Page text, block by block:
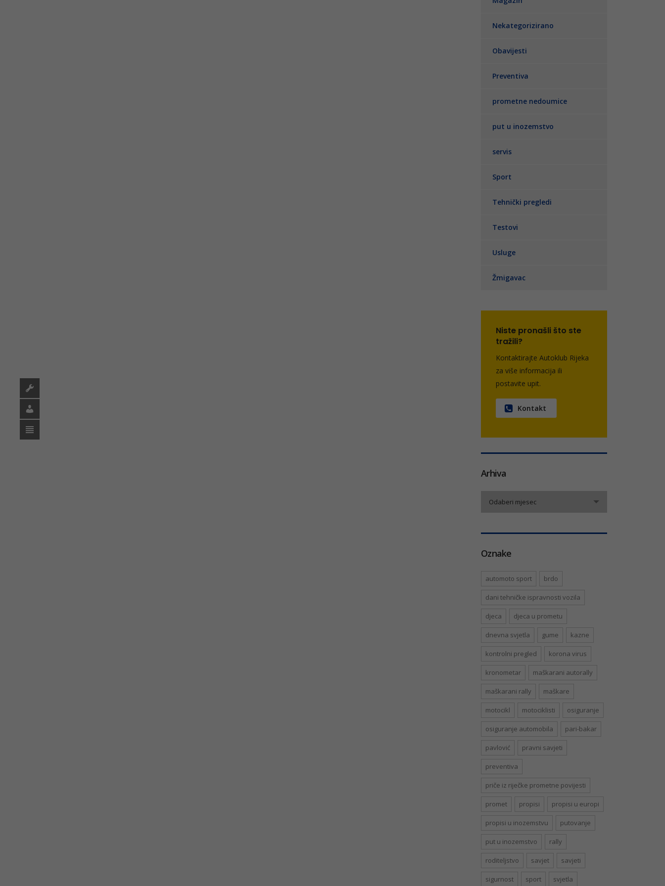
Nekategorizirano
Obavijesti
Preventiva
prometne nedoumice
put u inozemstvo
servis
Sport
Tehnički pregledi
Testovi
Usluge
Žmigavac
Niste pronašli što ste
tražili?
Kontaktirajte Autoklub Rijeka
za više informacija ili
postavite upit.
Kontakt
Arhiva
Odaberi mjesec
Oznake
automoto sport brdo
dani tehničke ispravnosti vozila
djeca djeca u prometu
dnevna svjetla gume kazne
kontrolni pregled korona virus
kronometar maškarani autorally
maškarani rally maškare
motocikl motociklisti osiguranje
osiguranje automobila pari-bakar
pavlović pravni savjeti
preventiva
priče iz riječke prometne povijesti
promet propisi propisi u europi
propisi u inozemstvu putovanje
put u inozemstvo rally
roditeljstvo savjet savjeti
sigurnost sport svjetla